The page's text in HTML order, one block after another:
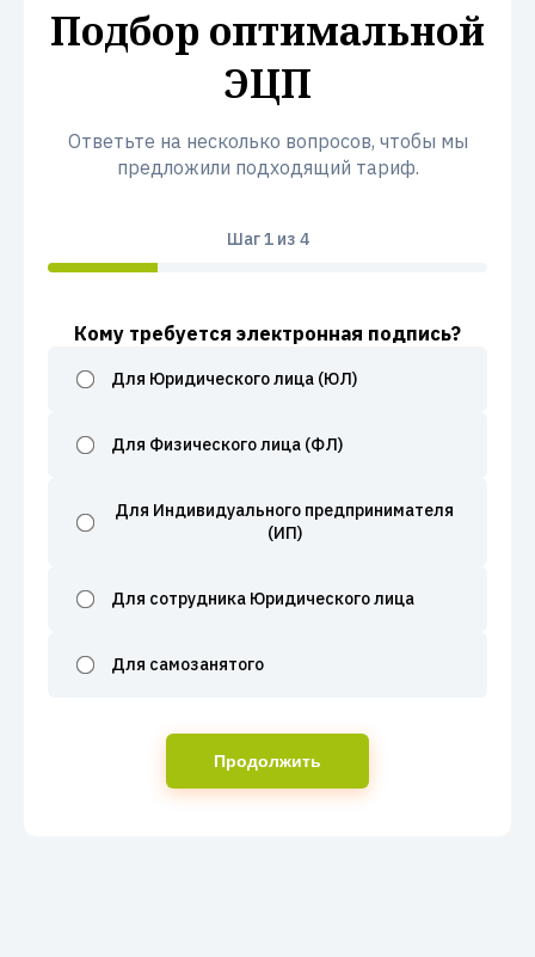
Подбор оптимальной
ЭЦП
Ответьте на несколько вопросов, чтобы мы
предложили подходящий тариф.
Шаг1из 4
Кому требуется электронная подпись?
Для Юридического лица (ЮЛ)
Для Физического лица (ФЛ)
Для Индивидуального предпринимателя
(ИП)
Для сотрудника Юридического лица
Для самозанятого
Продолжить